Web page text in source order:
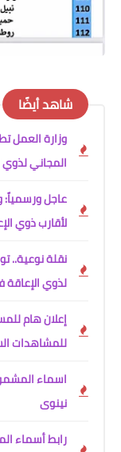
شاهد أيضًا
وزارة العمل
المجاني لذوي
عاجل ورسمياً:
لأقارب ذوي
لذوي
إعلان هام
للمشاهدات السنوية
نينوى
رابط أسماء